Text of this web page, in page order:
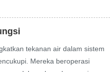
tekanan air dalam sistem
Mereka beroperasi